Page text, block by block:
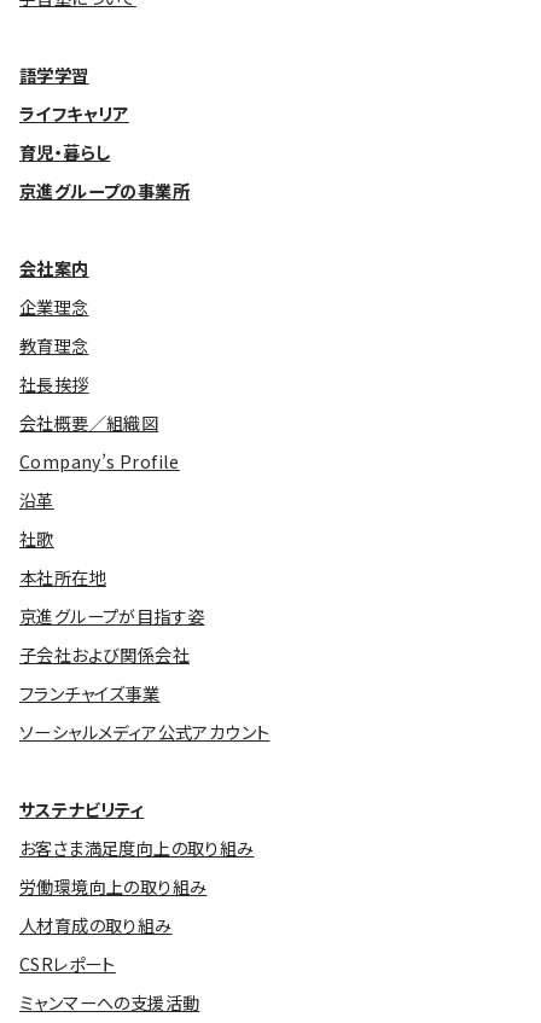
語学学習
ライフキャリア
育児・暮らし
京進グループの事業所
会社案内
企業理念
教育理念
社長挨拶
会社概要／組織図
Company’s Profile
沿革
社歌
本社所在地
京進グループが目指す姿
子会社および関係会社
フランチャイズ事業
ソーシャルメディア公式アカウント
サステナビリティ
お客さま満足度向上の取り組み
労働環境向上の取り組み
人材育成の取り組み
CSRレポート
ミャンマーへの支援活動